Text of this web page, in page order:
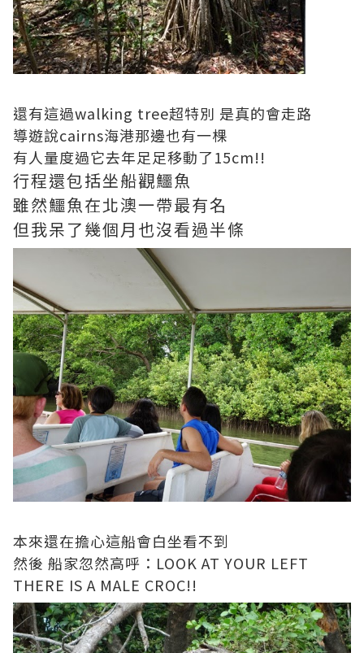
還有這過walking tree超特別 是真的會走路
導遊說cairns海港那邊也有一棵
有人量度過它去年足足移動了15cm!!
行程還包括坐船觀鱷魚
雖然鱷魚在北澳一帶最有名
但我呆了幾個月也沒看過半條
本來還在擔心這船會白坐看不到
然後 船家忽然高呼：LOOK AT YOUR LEFT
THERE IS A MALE CROC!!